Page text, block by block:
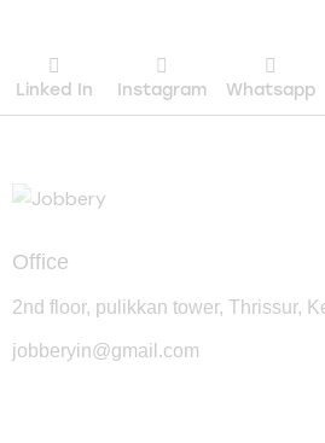
Linked In Instagram Whatsapp
Office
2nd floor, pulikkan tower, Thrissur,
jobberyin@gmail.com